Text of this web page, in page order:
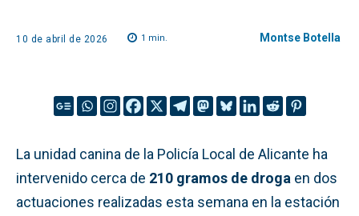
10 de abril de 2026 1 min. Montse Botella
La unidad canina de la Policía Local de Alicante ha
intervenido cerca de 210 gramos de droga en dos
actuaciones realizadas esta semana en la estación